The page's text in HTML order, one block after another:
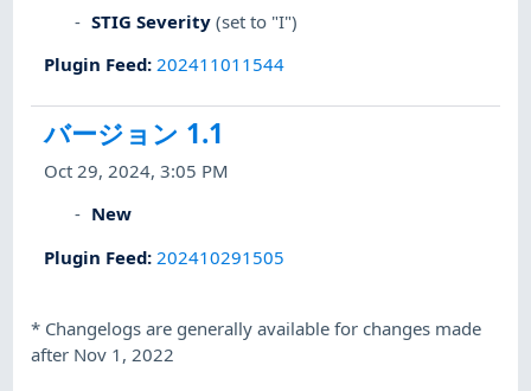
STIG Severity (set to "I")
Plugin Feed: 202411011544
バージョン 1.1
Oct 29, 2024, 3:05 PM
New
Plugin Feed: 202410291505
* Changelogs are generally available for changes made
after Nov 1, 2022